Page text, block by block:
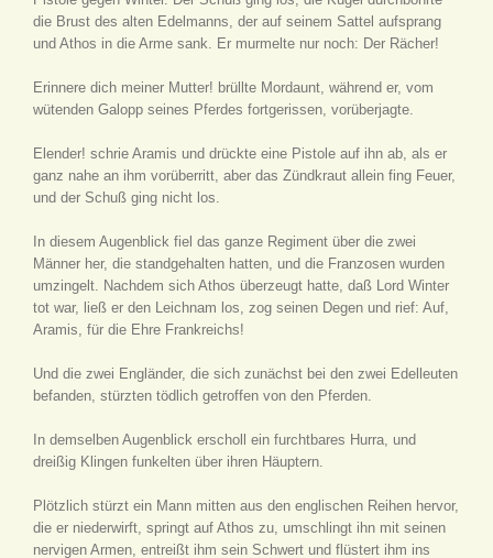
die Brust des alten Edelmanns, der auf seinem Sattel aufsprang
und Athos in die Arme sank. Er murmelte nur noch: Der Rächer!
Erinnere dich meiner Mutter! brüllte Mordaunt, während er, vom
wütenden Galopp seines Pferdes fortgerissen, vorüberjagte.
Elender! schrie Aramis und drückte eine Pistole auf ihn ab, als er
ganz nahe an ihm vorüberritt, aber das Zündkraut allein fing Feuer,
und der Schuß ging nicht los.
In diesem Augenblick fiel das ganze Regiment über die zwei
Männer her, die standgehalten hatten, und die Franzosen wurden
umzingelt. Nachdem sich Athos überzeugt hatte, daß Lord Winter
tot war, ließ er den Leichnam los, zog seinen Degen und rief: Auf,
Aramis, für die Ehre Frankreichs!
Und die zwei Engländer, die sich zunächst bei den zwei Edelleuten
befanden, stürzten tödlich getroffen von den Pferden.
In demselben Augenblick erscholl ein furchtbares Hurra, und
dreißig Klingen funkelten über ihren Häuptern.
Plötzlich stürzt ein Mann mitten aus den englischen Reihen hervor,
die er niederwirft, springt auf Athos zu, umschlingt ihn mit seinen
nervigen Armen, entreißt ihm sein Schwert und flüstert ihm ins